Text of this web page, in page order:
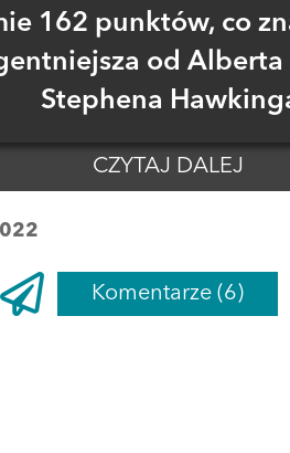
162 punktów, co
od Alberta
Stephena
CZYTAJ DALEJ
Komentarze (6)